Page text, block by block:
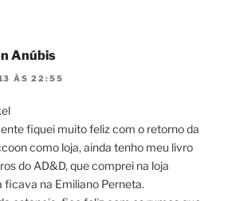
Anúbis
ÀS 22:55
fiquei muito feliz com o retorno da
como loja, ainda tenho meu livro
do AD&D, que comprei na loja
ficava na Emiliano Perneta.